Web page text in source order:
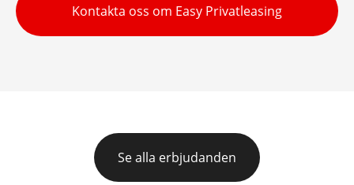
Kontakta oss om Easy Privatleasing
Se alla erbjudanden